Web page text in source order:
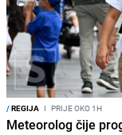
/REGIJA I PRIJE OKO 1H
Meteorolog čije